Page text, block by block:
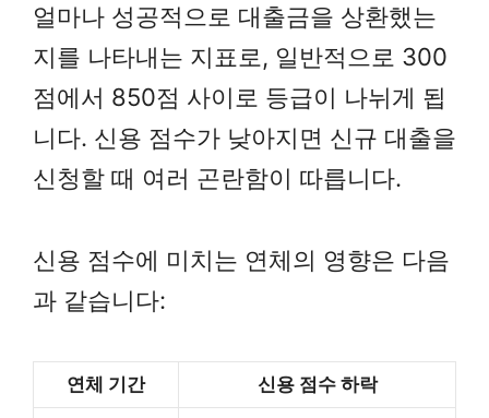
얼마나 성공적으로 대출금을 상환했는
지를 나타내는 지표로, 일반적으로 300
점에서 850점 사이로 등급이 나뉘게 됩
니다. 신용 점수가 낮아지면 신규 대출을
신청할 때 여러 곤란함이 따릅니다.
신용 점수에 미치는 연체의 영향은 다음
과 같습니다:
연체 기간 신용 점수 하락